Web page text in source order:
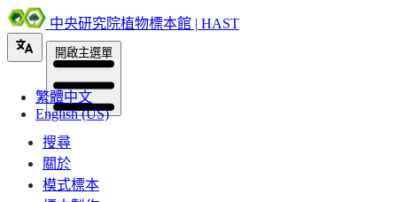
中央研究院植物標本館 | HAST
繁體中文
English (US)
開啟主選單
搜尋
關於
模式標本